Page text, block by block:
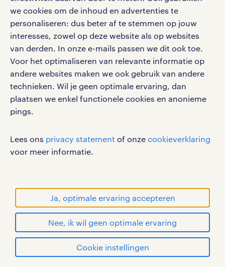
we cookies om de inhoud en advertenties te
personaliseren: dus beter af te stemmen op jouw
interesses, zowel op deze website als op websites
van derden. In onze e-mails passen we dit ook toe.
Voor het optimaliseren van relevante informatie op
andere websites maken we ook gebruik van andere
technieken. Wil je geen optimale ervaring, dan
plaatsen we enkel functionele cookies en anonieme
pings.
Lees ons privacy statement of onze cookieverklaring
voor meer informatie.
Ja, optimale ervaring accepteren
Nee, ik wil geen optimale ervaring
Cookie instellingen
solliciteren
social media
Volg ons voor de leukste content omtrent
vacatures, solliciteren en inspiratie.
werken bij randstad
privacystatement
sitemap
RANDSTAD, HUMAN FORWARD en SHAPING THE
WORLD OF WORK zijn geregistreerde
handelsmerken van Randstad N.V.